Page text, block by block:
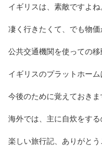
イギリスは、素敵ですよね。
凄く行きたくて、でも物
公共交通機関を使っての移
イギリスのプラットホーム
今後のために覚えておきま
海外では、主に自炊をする
楽しい旅行記、ありがとう